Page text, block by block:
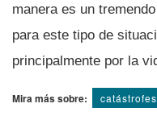
manera es un
para este tipo de
principalmente por la
Mira más sobre: catástrofes